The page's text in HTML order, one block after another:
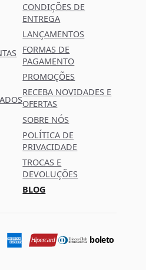
CONDIÇÕES DE
ENTREGA
LANÇAMENTOS
FORMAS DE
PAGAMENTO
PROMOÇÕES
RECEBA NOVIDADES E
OFERTAS
SOBRE NÓS
POLÍTICA DE
PRIVACIDADE
TROCAS E
DEVOLUÇÕES
BLOG
boleto